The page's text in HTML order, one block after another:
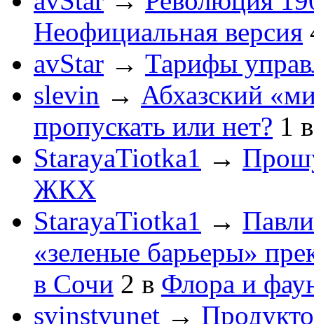
Неофициальная версия
avStar → Тарифы
slevin → Абхазский
пропускать или нет? 1
StarayaTiotka1 →
ЖКХ
StarayaTiotka1 →
«зеленые барьеры»
в Сочи 2 в Флора и
svinstvunet →